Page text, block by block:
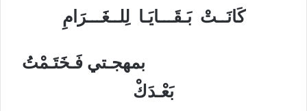
كَانَــتْ بَـقَـــايَـا لِلــغَـــرَامِ
بمهجـتي فَـخَتَـمْتُ
بَعْـدَكْ